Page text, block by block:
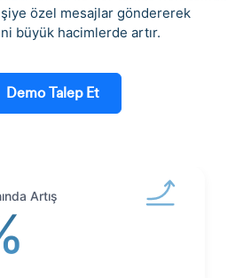
özel mesajlar göndererek
büyük hacimlerde artır.
Demo Talep Et
Artış